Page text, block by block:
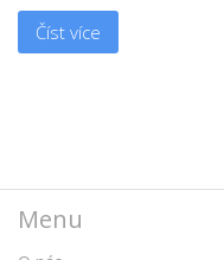
Číst více
Menu